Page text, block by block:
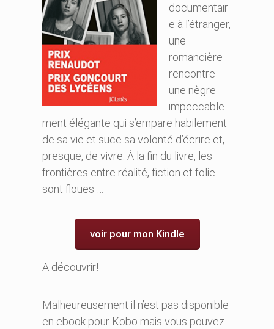
documentair
e à l’étranger,
une
romancière
rencontre
une nègre
impeccable
ment élégante qui s’empare habilement
de sa vie et suce sa volonté d’écrire et,
presque, de vivre. À la fin du livre, les
frontières entre réalité, fiction et folie
sont floues …
voir pour mon Kindle
A découvrir!
Malheureusement il n’est pas disponible
en ebook pour Kobo mais vous pouvez